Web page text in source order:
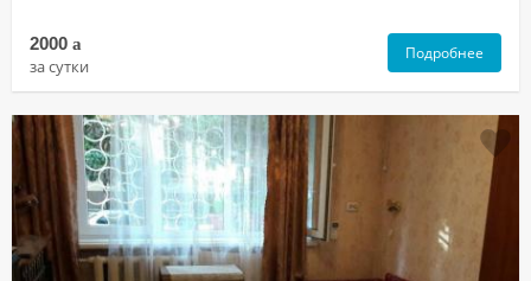
2000 a
за сутки
Подробнее